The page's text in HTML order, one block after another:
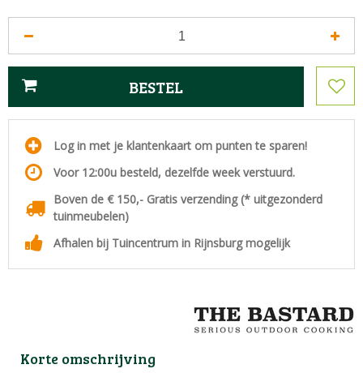
Log in met je klantenkaart om punten te sparen!
Voor 12:00u besteld, dezelfde week verstuurd.
Boven de € 150,- Gratis verzending (* uitgezonderd
tuinmeubelen)
Afhalen bij Tuincentrum in Rijnsburg mogelijk
Korte omschrijving